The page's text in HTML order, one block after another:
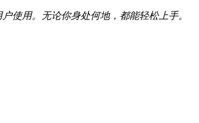
使用。无论你身处何地，都能轻松上手。